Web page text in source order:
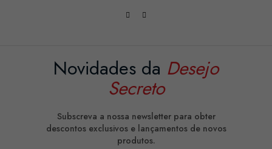
Novidades da Desejo
Secreto
Subscreva a nossa newsletter para obter
descontos exclusivos e lançamentos de novos
produtos.